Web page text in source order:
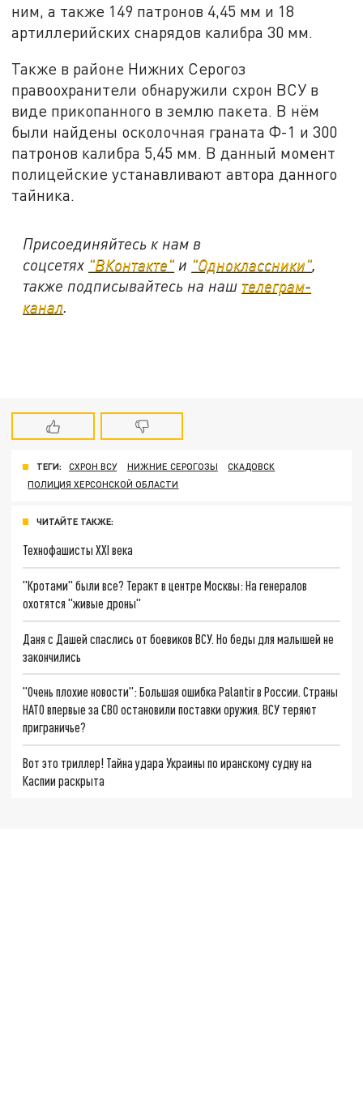
ним, а также 149 патронов 4,45 мм и 18
артиллерийских снарядов калибра 30 мм.
Также в районе Нижних Серогоз
правоохранители обнаружили схрон ВСУ в
виде прикопанного в землю пакета. В нём
были найдены осколочная граната Ф-1 и 300
патронов калибра 5,45 мм. В данный момент
полицейские устанавливают автора данного
тайника.
Присоединяйтесь к нам в
соцсетях "ВКонтакте" и "Одноклассники",
также подписывайтесь на наш телеграм-
канал.
ТЕГИ: СХРОН ВСУ НИЖНИЕ СЕРОГОЗЫ
СКАДОВСК
ПОЛИЦИЯ ХЕРСОНСКОЙ ОБЛАСТИ
ЧИТАЙТЕ ТАКЖЕ:
Технофашисты XXI века
"Кротами" были все? Теракт в центре Москвы: На генералов
охотятся "живые дроны"
Даня с Дашей спаслись от боевиков ВСУ. Но беды для малышей не
закончились
"Очень плохие новости": Большая ошибка Palantir в России. Страны
НАТО впервые за СВО остановили поставки оружия. ВСУ теряют
приграничье?
Вот это триллер! Тайна удара Украины по иранскому судну на
Каспии раскрыта